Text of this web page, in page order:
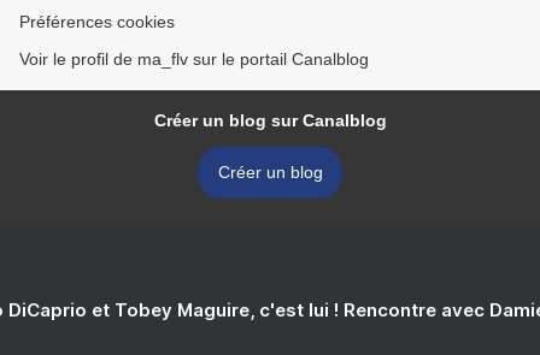
Préférences cookies
Voir le profil de ma_flv sur le portail Canalblog
Créer un blog sur Canalblog
Créer un blog
DiCaprio et Tobey Maguire, c'est lui ! Rencontre avec